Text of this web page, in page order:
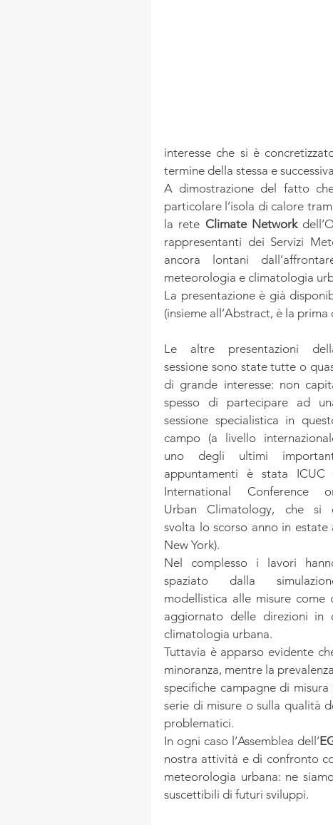
interesse che si è
termine della stessa e
A dimostrazione del fatto
particolare l’isola di calore
la rete Climate Network
rappresentanti dei Servizi
ancora lontani
meteorologia e climatologia
La presentazione è già
(insieme all’Abstract, è la
Le altre presentazioni
sessione sono state tutte o
di grande interesse: non
spesso di partecipare ad
sessione specialistica in
campo (a livello
uno degli ultimi
appuntamenti è stata ICUC
International Conference
Urban Climatology, che si
svolta lo scorso anno in estate
New York).
Nel complesso i lavori
spaziato dalla
modellistica alle misure come
aggiornato delle direzioni
climatologia urbana.
Tuttavia è apparso evidente
minoranza, mentre la
specifiche campagne di
serie di misure o sulla qualità
problematici.
In ogni caso l’Assemblea dell’
nostra attività e di confronto
meteorologia urbana: ne
suscettibili di futuri sviluppi.